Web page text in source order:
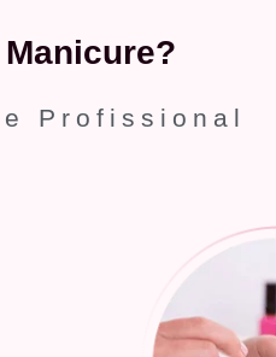
Profissional